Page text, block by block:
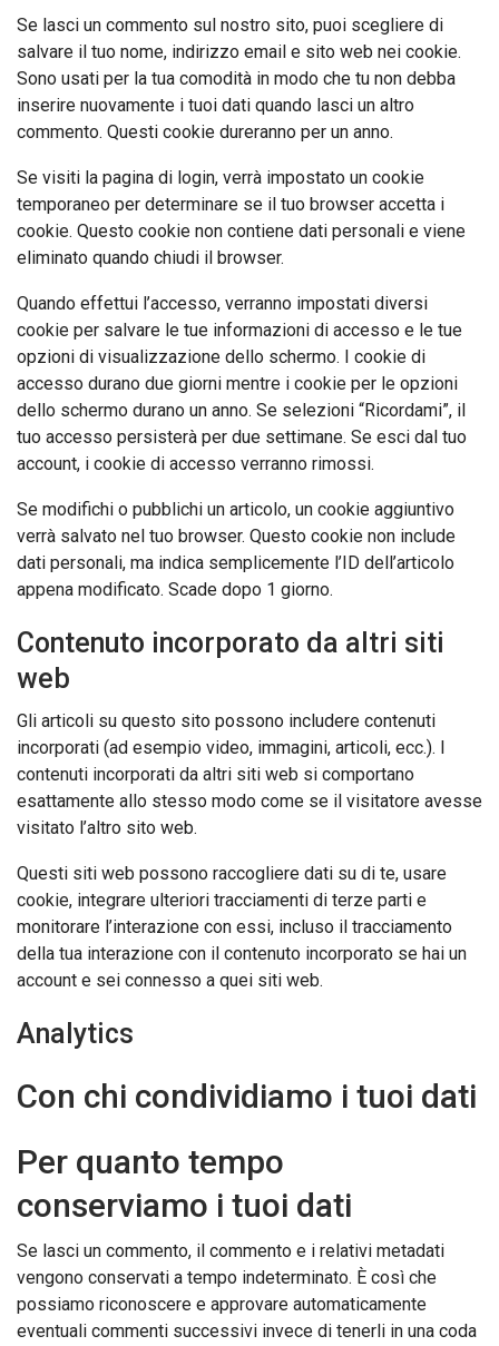
Se lasci un commento sul nostro sito, puoi scegliere di
salvare il tuo nome, indirizzo email e sito web nei cookie.
Sono usati per la tua comodità in modo che tu non debba
inserire nuovamente i tuoi dati quando lasci un altro
commento. Questi cookie dureranno per un anno.
Se visiti la pagina di login, verrà impostato un cookie
temporaneo per determinare se il tuo browser accetta i
cookie. Questo cookie non contiene dati personali e viene
eliminato quando chiudi il browser.
Quando effettui l’accesso, verranno impostati diversi
cookie per salvare le tue informazioni di accesso e le tue
opzioni di visualizzazione dello schermo. I cookie di
accesso durano due giorni mentre i cookie per le opzioni
dello schermo durano un anno. Se selezioni “Ricordami”, il
tuo accesso persisterà per due settimane. Se esci dal tuo
account, i cookie di accesso verranno rimossi.
Se modifichi o pubblichi un articolo, un cookie aggiuntivo
verrà salvato nel tuo browser. Questo cookie non include
dati personali, ma indica semplicemente l’ID dell’articolo
appena modificato. Scade dopo 1 giorno.
Contenuto incorporato da altri siti
web
Gli articoli su questo sito possono includere contenuti
incorporati (ad esempio video, immagini, articoli, ecc.). I
contenuti incorporati da altri siti web si comportano
esattamente allo stesso modo come se il visitatore avesse
visitato l’altro sito web.
Questi siti web possono raccogliere dati su di te, usare
cookie, integrare ulteriori tracciamenti di terze parti e
monitorare l’interazione con essi, incluso il tracciamento
della tua interazione con il contenuto incorporato se hai un
account e sei connesso a quei siti web.
Analytics
Con chi condividiamo i tuoi dati
Per quanto tempo
conserviamo i tuoi dati
Se lasci un commento, il commento e i relativi metadati
vengono conservati a tempo indeterminato. È così che
possiamo riconoscere e approvare automaticamente
eventuali commenti successivi invece di tenerli in una coda